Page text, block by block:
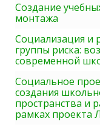
Создание
монтажа
Социализация и
группы риска:
современной
Социальное
создания
пространства и
рамках проекта